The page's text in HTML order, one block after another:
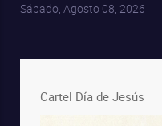
Sábado, Agosto 08, 2026
Cartel Día de Jesús